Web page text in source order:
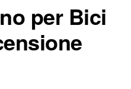
per Bici